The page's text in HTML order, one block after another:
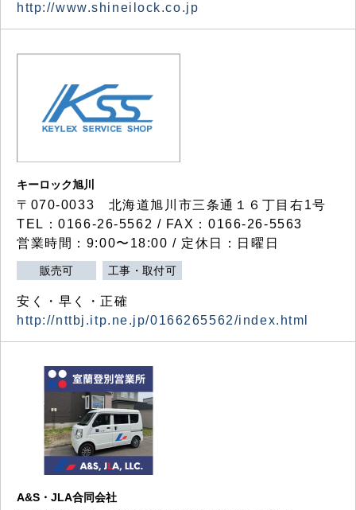
http://www.shineilock.co.jp
キーロック旭川
〒070-0033 北海道旭川市三条通１６丁目右1号
TEL：0166-26-5562 / FAX：0166-26-5563
営業時間：9:00〜18:00 / 定休日：日曜日
販売可 工事・取付可
安く・早く・正確
http://nttbj.itp.ne.jp/0166265562/index.html
A&S・JLA合同会社